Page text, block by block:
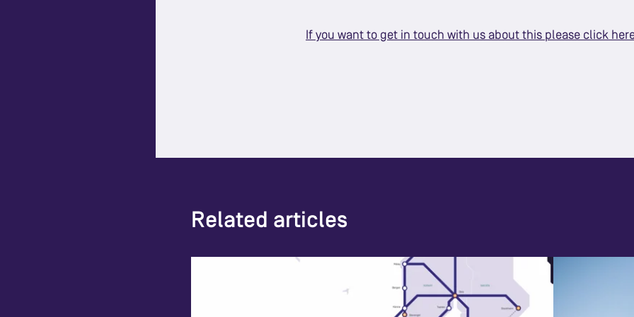
If you want to get in touch with us about this please click
Related articles